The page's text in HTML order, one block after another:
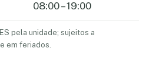
08:00 – 19:00
pela unidade; sujeitos a
em feriados.